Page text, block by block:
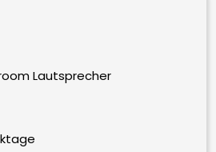
Lautsprecher